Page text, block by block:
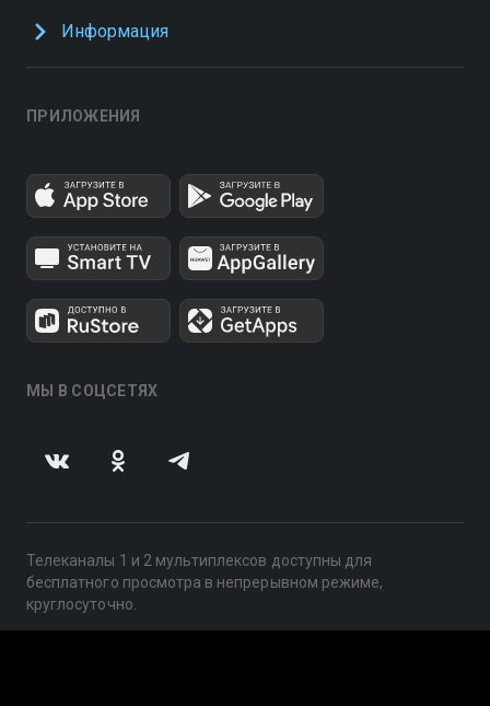
Информация
ПРИЛОЖЕНИЯ
МЫ В СОЦСЕТЯХ
Телеканалы 1 и 2 мультиплексов доступны для
бесплатного просмотра в непрерывном режиме,
круглосуточно.